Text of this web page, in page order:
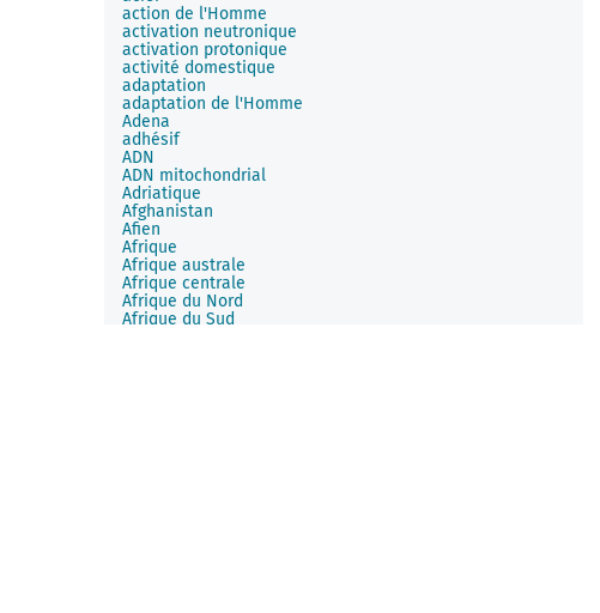
action de l'Homme
activation neutronique
activation protonique
activité domestique
adaptation
adaptation de l'Homme
Adena
adhésif
ADN
ADN mitochondrial
Adriatique
Afghanistan
Afien
Afrique
Afrique australe
Afrique centrale
Afrique du Nord
Afrique du Sud